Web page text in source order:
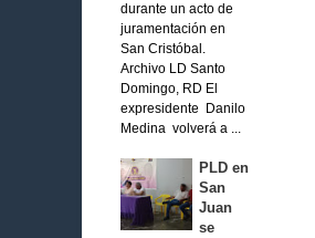
durante un acto de
juramentación en
San Cristóbal.
Archivo LD Santo
Domingo, RD El
expresidente Danilo
Medina volverá a ...
PLD en
San
Juan
se